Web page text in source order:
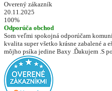
Overený zákazník
20.11.2025
100%
Odporúča obchod
Som veľmi spokojná odporúčam
kvalita super všetko krásne zabalené a
môjho psíka jedine Baxy .Ďakujem .S